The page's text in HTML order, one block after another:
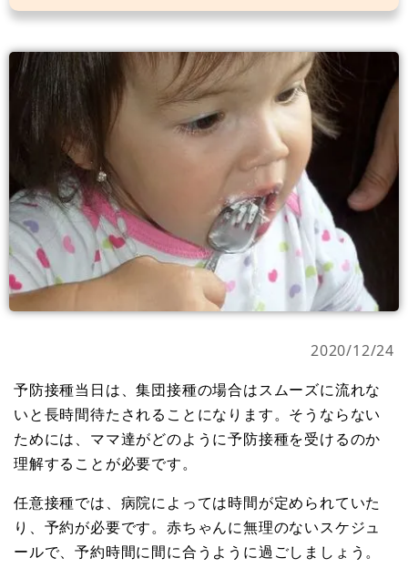
2020/12/24
予防接種当日は、集団接種の場合はスムーズに流れな
いと長時間待たされることになります。そうならない
ためには、ママ達がどのように予防接種を受けるのか
理解することが必要です。
任意接種では、病院によっては時間が定められていた
り、予約が必要です。赤ちゃんに無理のないスケジュ
ールで、予約時間に間に合うように過ごしましょう。